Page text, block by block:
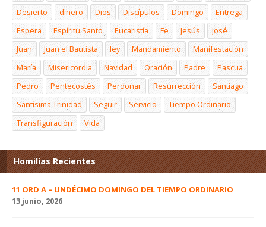
Desierto
dinero Dios Discípulos Domingo
Entrega
Espera
Espíritu Santo Eucaristía Fe Jesús
José
Juan
Juan el Bautista ley Mandamiento
Manifestación
María
Misericordia Navidad Oración Padre
Pascua
Pedro
Pentecostés Perdonar Resurrección
Santiago
Santísima Trinidad
Seguir Servicio
Tiempo Ordinario
Transfiguración
Vida
Homilías Recientes
11 ORD A – UNDÉCIMO DOMINGO DEL TIEMPO ORDINARIO
13 junio, 2026